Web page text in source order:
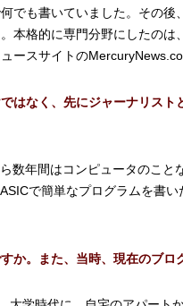
でも書いていました。その
本格的に専門分野にしたの
ースサイトの
なく、先にジャーナリスト
数年間はコンピュータのこ
で簡単なプログラムを書
。また、当時、現在のブロ